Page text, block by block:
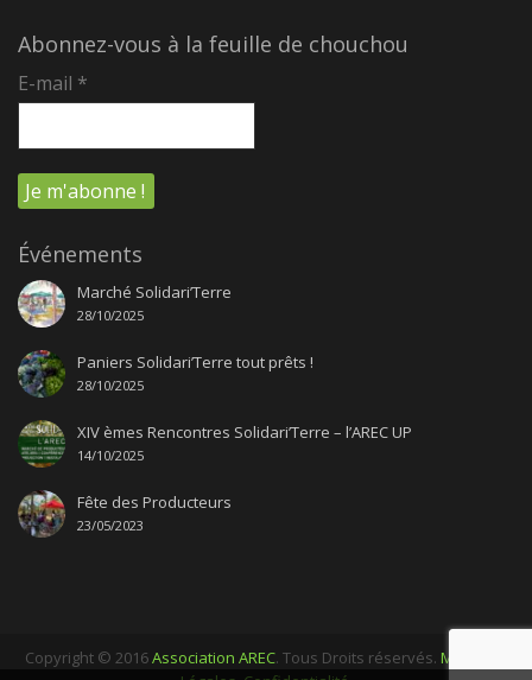
Abonnez-vous à la feuille de chouchou
E-mail *
Événements
Marché Solidari’Terre
28/10/2025
Paniers Solidari’Terre tout prêts !
28/10/2025
XIV èmes Rencontres Solidari’Terre – l’AREC UP
14/10/2025
Fête des Producteurs
23/05/2023
Copyright © 2016Association AREC. Tous Droits réservés. Mentions